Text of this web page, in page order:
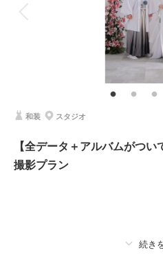
会食
家族用衣装
その他含
家族写真追加料金無料 衣装ランクア
特にお持ち込みいただくものはござい
※新郎家・新婦家のお母様2名様分の料
※お父様のモーニングコートは＋3,000
和装 スタジオ
【全データ＋アルバムがつ
撮影プラン